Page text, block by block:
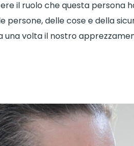
il ruolo che questa persona
delle cose e della
volta il nostro